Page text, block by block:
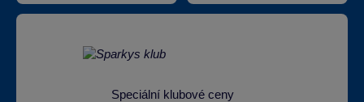
Speciální klubové ceny